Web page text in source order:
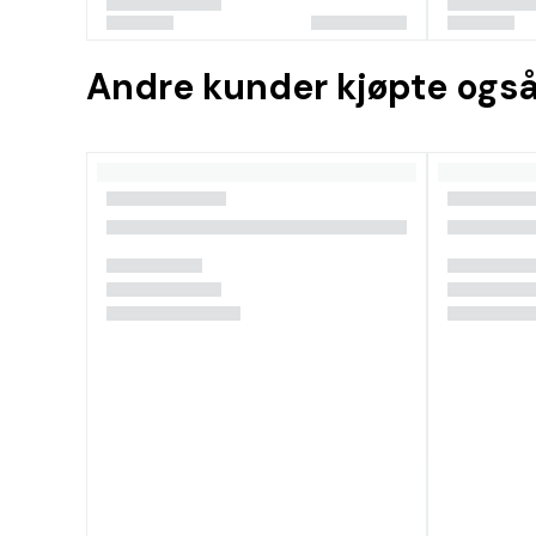
Andre kunder kjøpte